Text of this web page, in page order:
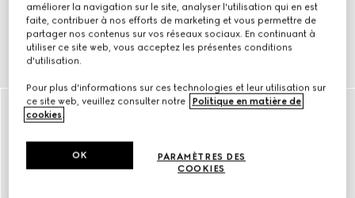
Garçon
améliorer la navigation sur le site, analyser l'utilisation qui en est
faite, contribuer à nos efforts de marketing et vous permettre de
partager nos contenus sur vos réseaux sociaux. En continuant à
utiliser ce site web, vous acceptez les présentes conditions
d'utilisation.
Pour plus d'informations sur ces technologies et leur utilisation sur
ce site web, veuillez consulter notre
Politique en matière de
cookies.
PARAMÈTRES DES
COOKIES
OK